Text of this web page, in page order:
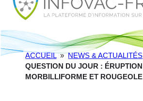
ACCUEIL » NEWS & ACTUALITÉS
QUESTION DU JOUR : ÉRUPTION
MORBILLIFORME ET ROUGEOLE